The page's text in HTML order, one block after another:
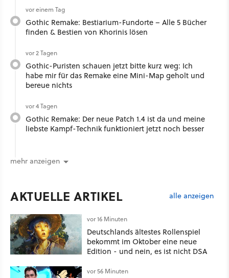
vor einem Tag
Gothic Remake: Bestiarium-Fundorte – Alle 5 Bücher
finden & Bestien von Khorinis lösen
vor 2 Tagen
Gothic-Puristen schauen jetzt bitte kurz weg: Ich
habe mir für das Remake eine Mini-Map geholt und
bereue nichts
vor 4 Tagen
Gothic Remake: Der neue Patch 1.4 ist da und meine
liebste Kampf-Technik funktioniert jetzt noch besser
mehr anzeigen
AKTUELLE ARTIKEL alle anzeigen
vor 16 Minuten
Deutschlands ältestes Rollenspiel
bekommt im Oktober eine neue
Edition - und nein, es ist nicht DSA
vor 56 Minuten